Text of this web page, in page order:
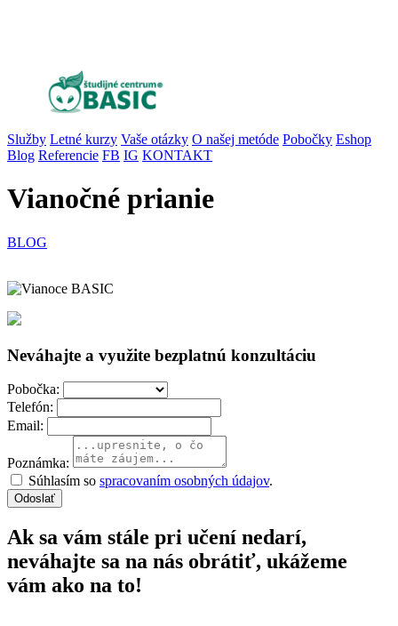
Služby Letné kurzy Vaše otázky O našej metóde Pobočky Eshop
Blog Referencie FB IG KONTAKT
Vianočné prianie
BLOG
Neváhajte a využite bezplatnú konzultáciu
Pobočka:
Telefón:
Email:
Poznámka:
Súhlasím so spracovaním osobných údajov.
Odoslať
Ak sa vám stále pri učení nedarí,
neváhajte sa na nás obrátiť, ukážeme
vám ako na to!